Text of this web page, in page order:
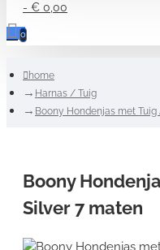
- € 0,00
0
home
Harnas / Tuig
Boony Hondenjas met
Boony
Silver 7 maten